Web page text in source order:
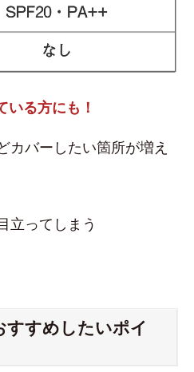
いる方にも！
カバーしたい箇所が増え
立ってしまう
すすめしたいポイ